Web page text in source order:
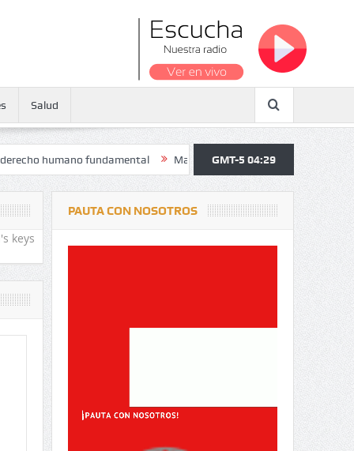
Salud
fundamental Maratón atendió a más de 38.000 jóvenes y
GMT-5 04:29
keys
PAUTA CON NOSOTROS